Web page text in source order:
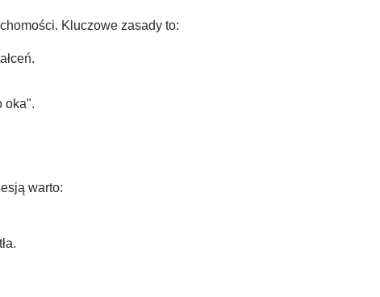
Kluczowe zasady to:
oka".
warto: